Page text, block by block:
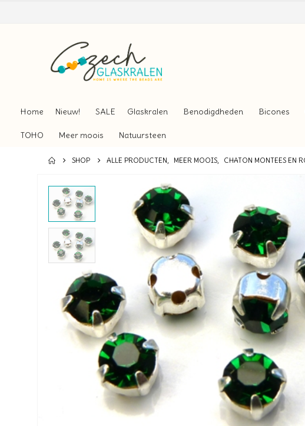
Home Nieuw! SALE Glaskralen Benodigdheden Bicones
TOHO Meer moois Natuursteen
SHOP ALLE PRODUCTEN, MEER MOOIS, CHATON MONTEES EN